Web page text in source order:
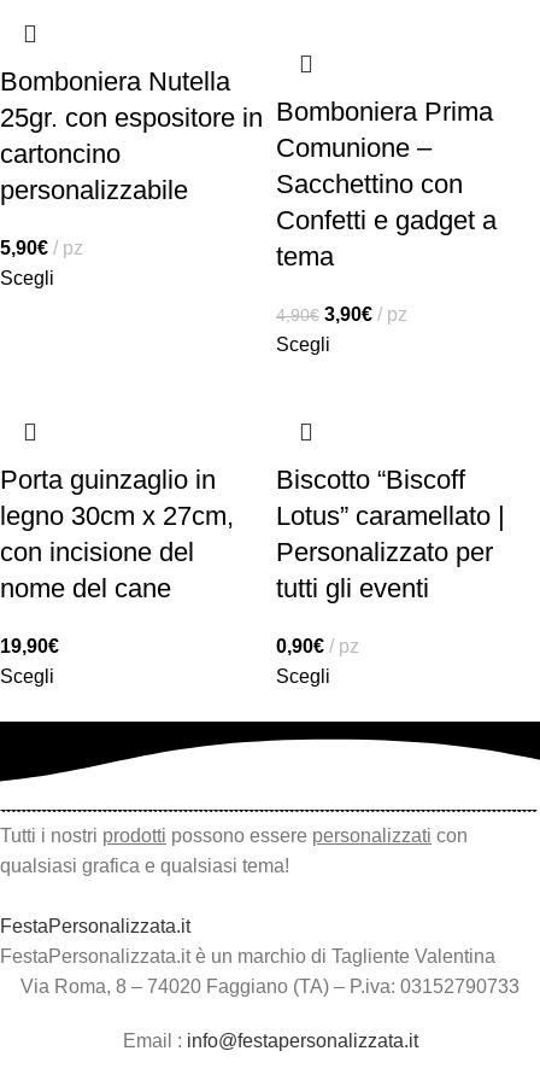
Bomboniera Nutella
25gr. con espositore in
cartoncino
personalizzabile
5,90€
pz
Scegli
Bomboniera Prima
Comunione –
Sacchettino con
Confetti e gadget a
tema
4,90€ 3,90€
pz
Scegli
Porta guinzaglio in
legno 30cm x 27cm,
con incisione del
nome del cane
19,90€
Scegli
Biscotto “Biscoff
Lotus” caramellato |
Personalizzato per
tutti gli eventi
0,90€
pz
Scegli
Tutti i nostri prodotti possono essere personalizzati con
qualsiasi grafica e qualsiasi tema!
FestaPersonalizzata.it
FestaPersonalizzata.it è un marchio di Tagliente Valentina
Via Roma, 8 – 74020 Faggiano (TA) – P.iva: 03152790733
Email : info@festapersonalizzata.it